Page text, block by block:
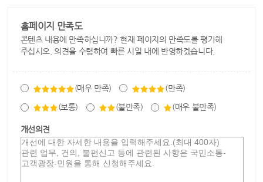
홈페이지 만족도
콘텐츠 내용에 만족하십니까? 현재 페이지의 만족도를 평가해
주십시오. 의견을 수렴하여 빠른 시일 내에 반영하겠습니다.
(매우 만족) (만족)
(보통) (불만족) (매우 불만족)
개선의견